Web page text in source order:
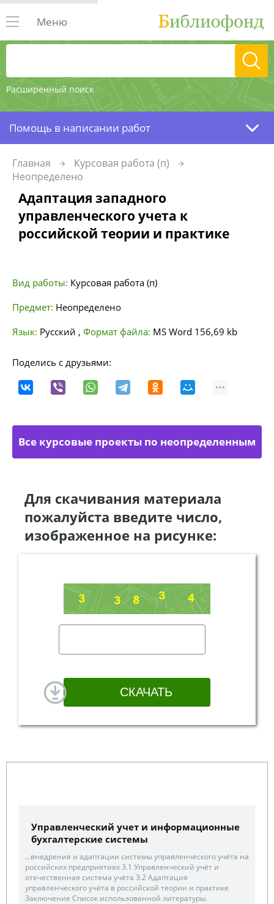
Расширенный поиск
Меню
Помощь в написании работ
Главная
Курсовая работа (п)
Неопределено
Адаптация западного
управленческого учета к
российской теории и практике
Вид работы: Курсовая работа (п)
Предмет: Неопределено
Язык: Русский , Формат файла: MS Word 156,69 kb
Поделись с друзьями:
Все курсовые проекты по неопределенным
Для скачивания материала
пожалуйста введите число,
изображенное на рисунке:
Управленческий учет и информационные
бухгалтерские системы
...внедрения и адаптации системы управленческого учёта на
российских предприятиях 3.1 Управленческий учёт и
отечественная система учёта 3.2 Адаптация
управленческого учёта в российской теории и практике
Заключение Список использованной литературы.